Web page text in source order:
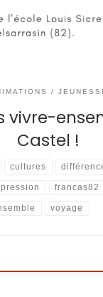
/
vivre-
Castel !
cultures
francas82
voyage